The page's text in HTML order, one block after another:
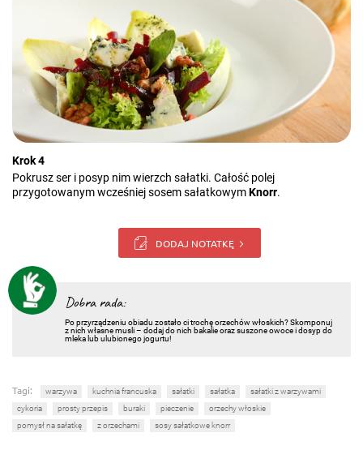
Krok 4
Pokrusz ser i posyp nim wierzch sałatki. Całość polej
przygotowanym wcześniej sosem sałatkowymKnorr.
DODAJ NOTATKĘ
Dobra rada:
Po przyrządzeniu obiadu zostało ci trochę orzechów włoskich? Skomponuj
z nich własne musli – dodaj do nich bakalie oraz suszone owoce i dosyp do
mleka lub ulubionego jogurtu!
Tagi: warzywa kuchnia francuska sałatki sałatka
sałatki z warzywami
cykoria
prosty przepis buraki pieczenie
orzechy włoskie
pomysł na sałatkę
z orzechami sosy sałatkowe knorr